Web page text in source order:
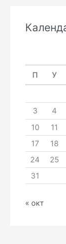
П У
3
4
10
11
17
18
24
25
31
« окт